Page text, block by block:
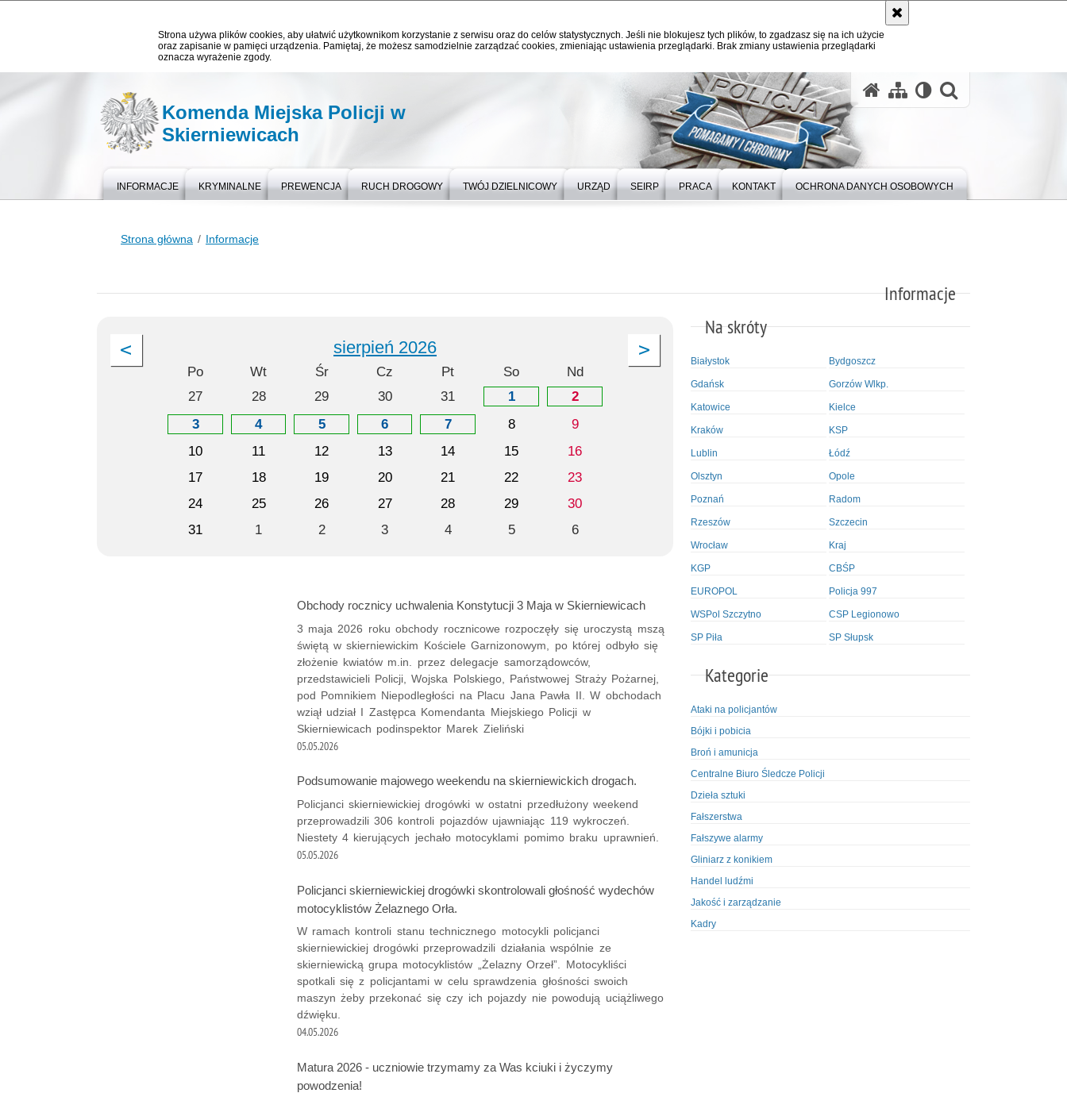
Strona używa plików cookies, aby ułatwić użytkownikom korzystanie z serwisu oraz do celów statystycznych. Jeśli nie blokujesz tych plików, to zgadzasz się na ich użycie
oraz zapisanie w pamięci urządzenia. Pamiętaj, że możesz samodzielnie zarządzać cookies, zmieniając ustawienia przeglądarki. Brak zmiany ustawienia przeglądarki
oznacza wyrażenie zgody.
Komenda Miejska Policji w
Skierniewicach
INFORMACJE KRYMINALNE PREWENCJA RUCH DROGOWY TWÓJ DZIELNICOWY URZĄD SEIRP PRACA KONTAKT OCHRONA DANYCH OSOBOWYCH
Strona główna Informacje
Informacje
Na skróty
Białystok Bydgoszcz
Gdańsk Gorzów Wlkp.
Katowice Kielce
Kraków KSP
Lublin Łódź
Olsztyn Opole
Poznań Radom
Rzeszów Szczecin
Wrocław Kraj
KGP CBŚP
EUROPOL Policja 997
WSPol Szczytno CSP Legionowo
SP Piła SP Słupsk
Kategorie
Ataki na policjantów
Bójki i pobicia
Broń i amunicja
Centralne Biuro Śledcze Policji
Dzieła sztuki
Fałszerstwa
Fałszywe alarmy
Gliniarz z konikiem
Handel ludźmi
Jakość i zarządzanie
Kadry
sierpień 2026
Po Wt Śr Cz Pt So
Nd
27
28 29 30 31 1
2
3
4 5 6 7 8
9
10
11 12 13 14 15
16
17
18 19 20 21 22
23
24
25 26 27 28 29
30
31
1 2 3 4 5 6
Obchody rocznicy uchwalenia Konstytucji 3 Maja w Skierniewicach
3 maja 2026 roku obchody rocznicowe rozpoczęły się uroczystą mszą
świętą w skierniewickim Kościele Garnizonowym, po której odbyło się
złożenie kwiatów m.in. przez delegacje samorządowców,
przedstawicieli Policji, Wojska Polskiego, Państwowej Straży Pożarnej,
pod Pomnikiem Niepodległości na Placu Jana Pawła II. W obchodach
wziął udział I Zastępca Komendanta Miejskiego Policji w
Skierniewicach podinspektor Marek Zieliński
05.05.2026
Podsumowanie majowego weekendu na skierniewickich drogach.
Policjanci skierniewickiej drogówki w ostatni przedłużony weekend
przeprowadzili 306 kontroli pojazdów ujawniając 119 wykroczeń.
Niestety 4 kierujących jechało motocyklami pomimo braku uprawnień.
05.05.2026
Policjanci skierniewickiej drogówki skontrolowali głośność wydechów
motocyklistów Żelaznego Orła.
W ramach kontroli stanu technicznego motocykli policjanci
skierniewickiej drogówki przeprowadzili działania wspólnie ze
skierniewicką grupa motocyklistów „Żelazny Orzeł”. Motocykliści
spotkali się z policjantami w celu sprawdzenia głośności swoich
maszyn żeby przekonać się czy ich pojazdy nie powodują uciążliwego
dźwięku.
04.05.2026
Matura 2026 - uczniowie trzymamy za Was kciuki i życzymy
powodzenia!